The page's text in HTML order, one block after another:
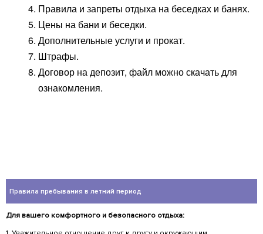
Правила и запреты отдыха на беседках и банях.
Цены на бани и беседки.
Дополнительные услуги и прокат.
Штрафы.
Договор на депозит, файл можно скачать для
ознакомления.